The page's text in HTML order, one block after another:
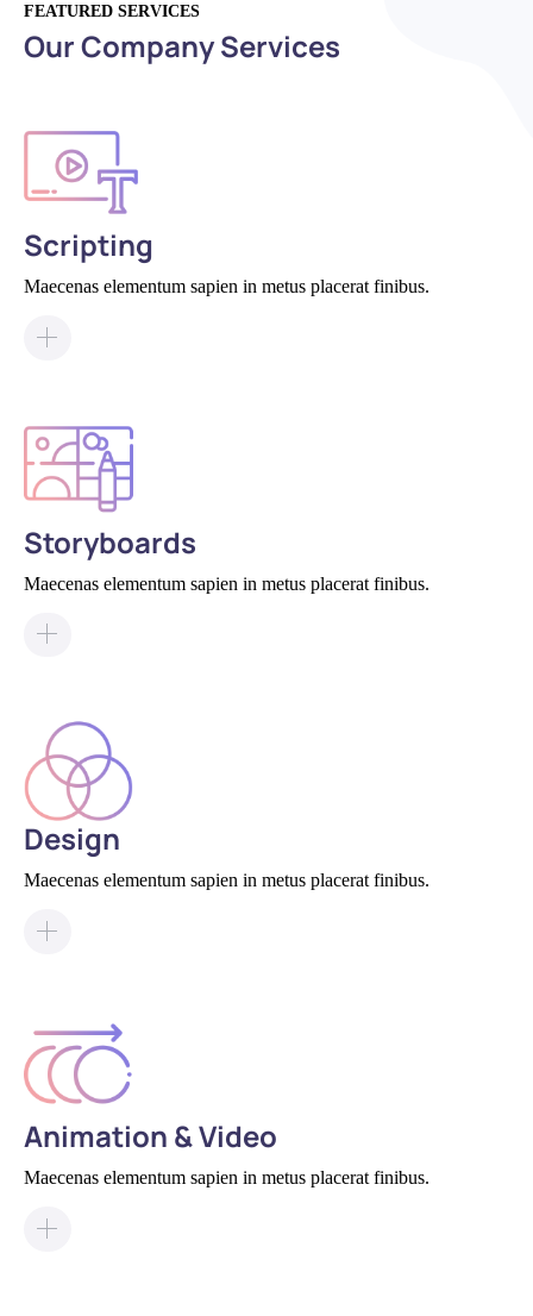
FEATURED SERVICES
Our Company Services
Scripting
Maecenas elementum sapien in metus placerat finibus.
Storyboards
Maecenas elementum sapien in metus placerat finibus.
Design
Maecenas elementum sapien in metus placerat finibus.
Animation & Video
Maecenas elementum sapien in metus placerat finibus.